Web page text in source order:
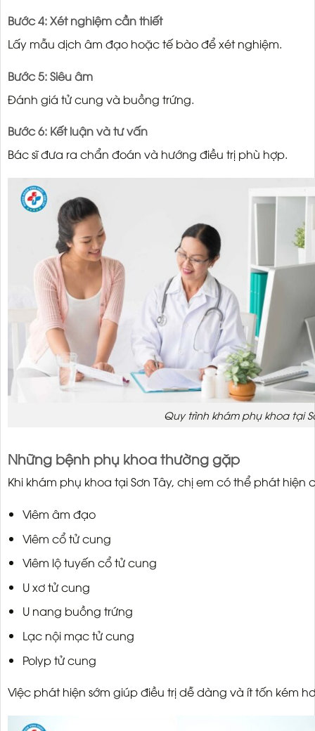
Bước 4: Xét nghiệm cần thiết
Lấy mẫu dịch âm đạo hoặc tế bào để xét nghiệm.
Bước 5: Siêu âm
Đánh giá tử cung và buồng trứng.
Bước 6: Kết luận và tư vấn
Bác sĩ đưa ra chẩn đoán và hướng điều trị phù hợp.
Quy trình khám phụ khoa tại
Những bệnh phụ khoa thường gặp
Khi khám phụ khoa tại Sơn Tây, chị em có thể phát
Viêm âm đạo
Viêm cổ tử cung
Viêm lộ tuyến cổ tử cung
U xơ tử cung
U nang buồng trứng
Lạc nội mạc tử cung
Polyp tử cung
Việc phát hiện sớm giúp điều trị dễ dàng và ít tốn kém